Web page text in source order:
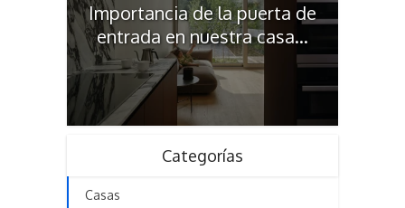
Importancia de la puerta de
entrada en nuestra casa...
Categorías
Casas